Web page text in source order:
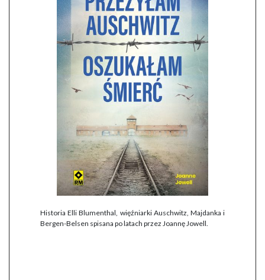
Historia Elli Blumenthal, więźniarki Auschwitz, Majdanka i
Bergen-Belsen spisana po latach przez Joannę Jowell.